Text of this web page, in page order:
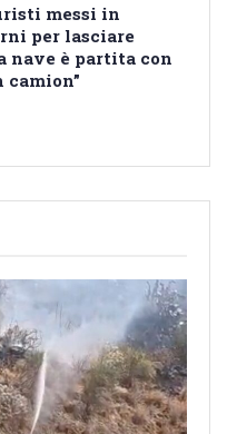
messi in
per lasciare
nave è partita con
camion”